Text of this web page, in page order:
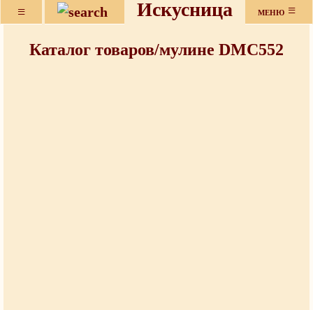
≡ Искусница МЕНЮ ≡
Каталог товаров/мулине DMC552